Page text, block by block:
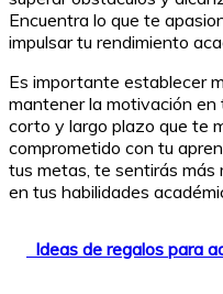
Encuentra lo que te
impulsar tu rendimiento
Es importante establecer
mantener la motivación
corto y largo plazo que te
comprometido con tu
tus metas, te sentirás
en tus habilidades
Ideas de regalos para